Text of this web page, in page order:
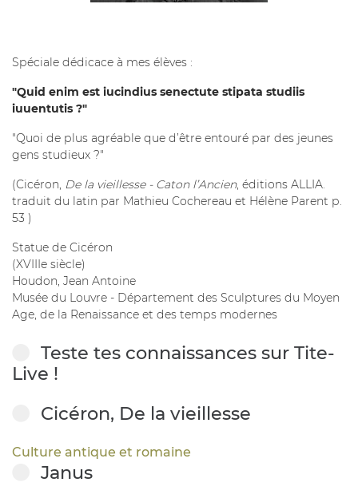
Spéciale dédicace à mes élèves :
"Quid enim est iucindius senectute stipata studiis
iuuentutis ?"
"Quoi de plus agréable que d’être entouré par des jeunes
gens studieux ?"
(Cicéron, De la vieillesse - Caton l’Ancien, éditions ALLIA.
traduit du latin par Mathieu Cochereau et Hélène Parent p.
53 )
Statue de Cicéron
(XVIIIe siècle)
Houdon, Jean Antoine
Musée du Louvre - Département des Sculptures du Moyen
Age, de la Renaissance et des temps modernes
Teste tes connaissances sur Tite-
Live !
Cicéron, De la vieillesse
Culture antique et romaine
Janus